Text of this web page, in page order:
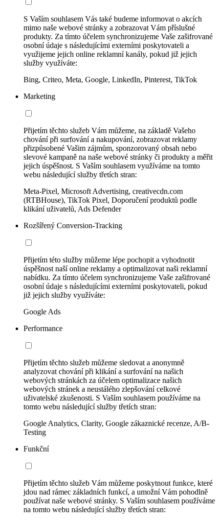
S Vaším souhlasem Vás také budeme informovat o akcích
mimo naše webové stránky a zobrazovat Vám příslušné
produkty. Za tímto účelem synchronizujeme Vaše zašifrované
osobní údaje s následujícími externími poskytovateli a
využijeme jejich online reklamní kanály, pokud již jejich
služby využíváte:
Bing, Criteo, Meta, Google, LinkedIn, Pinterest, TikTok
Marketing
Přijetím těchto služeb Vám můžeme, na základě Vašeho
chování při surfování a nakupování, zobrazovat reklamy
přizpůsobené Vašim zájmům, sponzorovaný obsah nebo
slevové kampaně na naše webové stránky či produkty a měřit
jejich úspěšnost. S Vaším souhlasem využíváme na tomto
webu následující služby třetích stran:
Meta-Pixel, Microsoft Advertising, creativecdn.com
(RTBHouse), TikTok Pixel, Doporučení produktů podle
klikání uživatelů, Ads Defender
Rozšířený Conversion-Tracking
Přijetím této služby můžeme lépe pochopit a vyhodnotit
úspěšnost naší online reklamy a optimalizovat naši reklamní
nabídku. Za tímto účelem synchronizujeme Vaše zašifrované
osobní údaje s následujícími externími poskytovateli, pokud
již jejich služby využíváte:
Google Ads
Performance
Přijetím těchto služeb můžeme sledovat a anonymně
analyzovat chování při klikání a surfování na našich
webových stránkách za účelem optimalizace našich
webových stránek a neustálého zlepšování celkové
uživatelské zkušenosti. S Vaším souhlasem používáme na
tomto webu následující služby třetích stran:
Google Analytics, Clarity, Google zákaznické recenze, A/B-
Testing
Funkční
Přijetím těchto služeb Vám můžeme poskytnout funkce, které
jdou nad rámec základních funkcí, a umožní Vám pohodlně
používat naše webové stránky. S Vaším souhlasem používáme
na tomto webu následující služby třetích stran: